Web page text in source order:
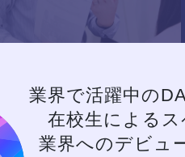
業界で活躍中の
在校生によるス
業界へのデビュ
イベント一